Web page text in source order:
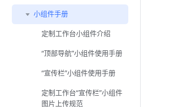
小组件手册
定制工作台小组件介绍
“顶部导航”小组件使用手册
“宣传栏”小组件使用手册
定制工作台“宣传栏”小组件
图片上传规范